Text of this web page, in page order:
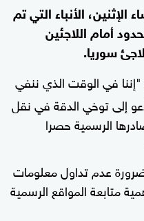
الإثنين، الأنباء التي تم
أمام اللاجئين
في الوقت الذي ننفي
إلى توخي الدقة في نقل
الرسمية حصرا
عدم تداول معلومات
متابعة المواقع الرسمية